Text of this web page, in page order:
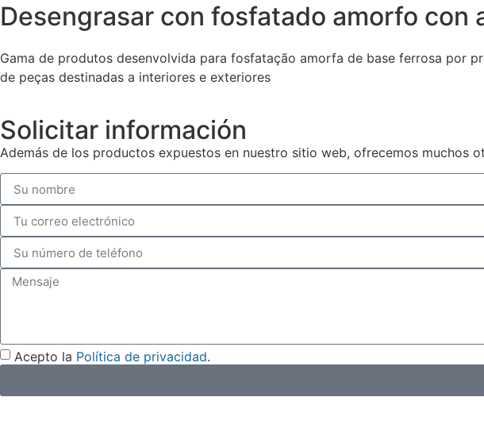
Desengrasar con fosfatado amorfo con
Gama de produtos desenvolvida para fosfatação amorfa de base ferrosa por
de peças destinadas a interiores e exteriores
Solicitar información
Además de los productos expuestos en nuestro sitio web, ofrecemos muchos
Acepto la Política de privacidad.